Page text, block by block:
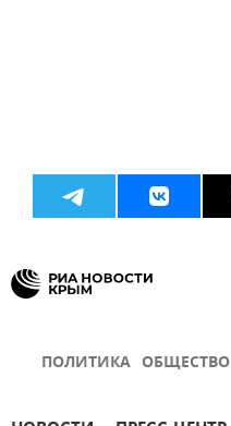
ПОЛИТИКА ОБЩЕСТВО